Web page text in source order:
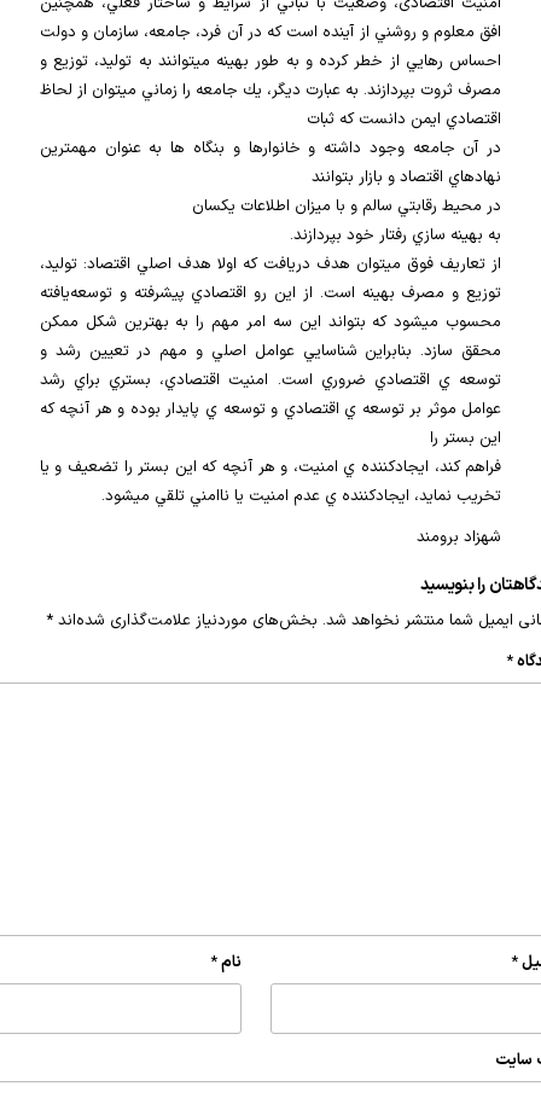
افق معلوم و روشني از آينده است كه در آن فرد، جامعه، سازمان و دولت
احساس رهايي از خطر كرده و به طور بهينه ميتوانند به توليد، توزيع و
مصرف ثروت بپردازند. به عبارت ديگر، يك جامعه را زماني ميتوان از لحاظ
اقتصادي ايمن دانست كه ثبات
در آن جامعه وجود داشته و خانوارها و بنگاه ها به عنوان مهمترين
نهادهاي اقتصاد و بازار بتوانند
در محيط رقابتي سالم و با ميزان اطلاعات يكسان
به بهينه سازي رفتار خود بپردازند.
از تعاريف فوق ميتوان هدف دريافت كه اولا هدف اصلي اقتصاد: توليد،
توزيع و مصرف بهينه است. از اين رو اقتصادي پيشرفته و توسعه‌يافته
محسوب ميشود كه بتواند اين سه امر مهم را به بهترين شكل ممكن
محقق سازد. بنابراين شناسايي عوامل اصلي و مهم در تعيين رشد و
توسعه ي اقتصادي ضروري است. امنيت اقتصادي، بستري براي رشد
عوامل موثر بر توسعه ي اقتصادي و توسعه ي پايدار بوده و هر آنچه كه
اين بستر را
فراهم كند، ايجادكننده ي امنيت، و هر آنچه كه اين بستر را تضعيف و يا
تخريب نمايد، ايجادكننده ي عدم امنيت يا ناامني تلقي ميشود.
شهزاد برومند
را بنویسید
ایمیل شما منتشر نخواهد شد. بخش‌های موردنیاز علامت‌گذاری شده‌اند *
*
نام* *
سایت